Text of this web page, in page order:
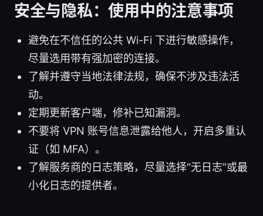
安全与隐私：使用中的注意事项
避免在不信任的公共 Wi-Fi 下进行敏感操作，
尽量选用带有强加密的连接。
了解并遵守当地法律法规，确保不涉及违法活
动。
定期更新客户端，修补已知漏洞。
不要将 VPN 账号信息泄露给他人，开启多重认
证（如 MFA）。
了解服务商的日志策略，尽量选择“无日志”或最
小化日志的提供者。